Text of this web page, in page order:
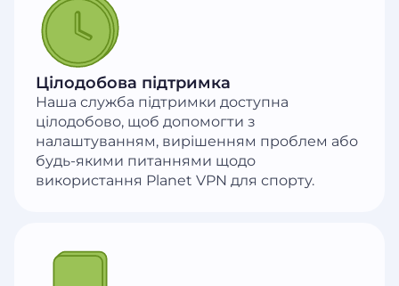
Цілодобова підтримка
Наша служба підтримки доступна
цілодобово, щоб допомогти з
налаштуванням, вирішенням проблем або
будь-якими питаннями щодо
використання Planet VPN для спорту.